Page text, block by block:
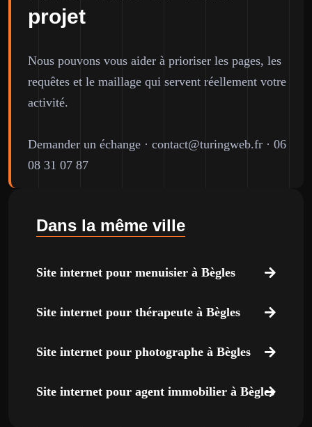
projet
Nous pouvons vous aider à prioriser les pages, les
requêtes et le maillage qui servent réellement votre
activité.
Demander un échange · contact@turingweb.fr · 06
08 31 07 87
Dans la même ville
Site internet pour menuisier à Bègles
Site internet pour thérapeute à Bègles
Site internet pour photographe à Bègles
Site internet pour agent immobilier à Bègles